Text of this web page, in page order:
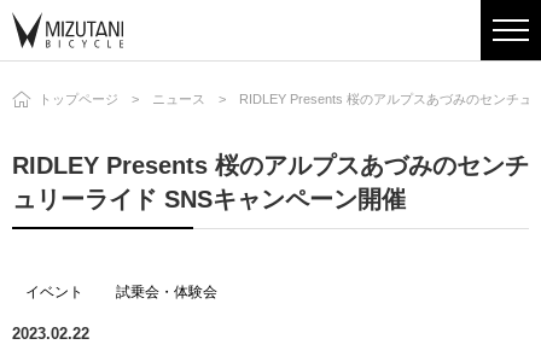
トップページ ニュース RIDLEY Presents 桜のアルプスあづみのセンチュ
RIDLEY Presents 桜のアルプスあづみのセンチ
ュリーライド SNSキャンペーン開催
イベント 試乗会・体験会
2023.02.22